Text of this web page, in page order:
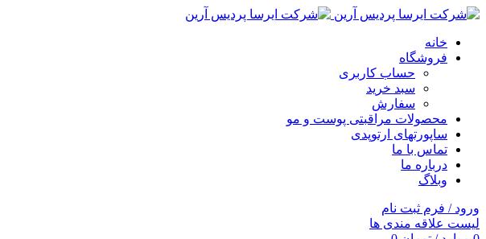
خانه
فروشگاه
حساب کاربری
سبد خرید
سفارش
محصولات مراقبتی پوست و مو
ساپورتهای ارتوپدی
تماس با ما
درباره ما
وبلاگ
ورود / فرم ثبت نام
لیست علاقه مندی ها